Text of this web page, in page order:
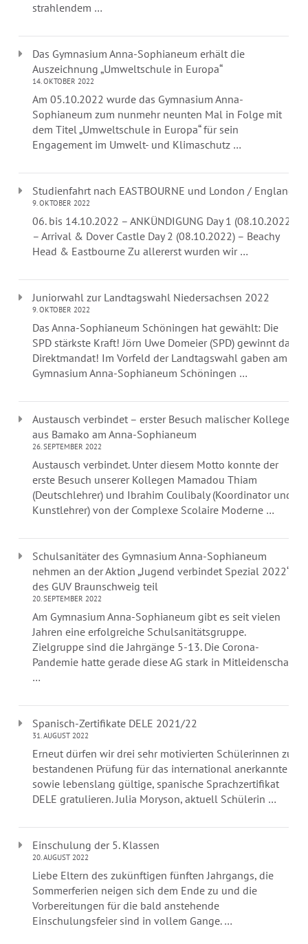
strahlendem …
Das Gymnasium Anna-Sophianeum erhält die
Auszeichnung „Umweltschule in Europa“
14. OKTOBER 2022
Am 05.10.2022 wurde das Gymnasium Anna-
Sophianeum zum nunmehr neunten Mal in Folge mit
dem Titel „Umweltschule in Europa“ für sein
Engagement im Umwelt- und Klimaschutz …
Studienfahrt nach EASTBOURNE und London / England
9. OKTOBER 2022
06. bis 14.10.2022 – ANKÜNDIGUNG Day 1 (08.10.2022)
– Arrival & Dover Castle Day 2 (08.10.2022) – Beachy
Head & Eastbourne Zu allererst wurden wir …
Juniorwahl zur Landtagswahl Niedersachsen 2022
9. OKTOBER 2022
Das Anna-Sophianeum Schöningen hat gewählt: Die
SPD stärkste Kraft! Jörn Uwe Domeier (SPD) gewinnt das
Direktmandat! Im Vorfeld der Landtagswahl gaben am
Gymnasium Anna-Sophianeum Schöningen …
Austausch verbindet – erster Besuch malischer Kollegen
aus Bamako am Anna-Sophianeum
26. SEPTEMBER 2022
Austausch verbindet. Unter diesem Motto konnte der
erste Besuch unserer Kollegen Mamadou Thiam
(Deutschlehrer) und Ibrahim Coulibaly (Koordinator und
Kunstlehrer) von der Complexe Scolaire Moderne …
Schulsanitäter des Gymnasium Anna-Sophianeum
nehmen an der Aktion „Jugend verbindet Spezial 2022“
des GUV Braunschweig teil
20. SEPTEMBER 2022
Am Gymnasium Anna-Sophianeum gibt es seit vielen
Jahren eine erfolgreiche Schulsanitätsgruppe.
Zielgruppe sind die Jahrgänge 5-13. Die Corona-
Pandemie hatte gerade diese AG stark in Mitleidenschaft
…
Spanisch-Zertifikate DELE 2021/22
31. AUGUST 2022
Erneut dürfen wir drei sehr motivierten Schülerinnen zur
bestandenen Prüfung für das international anerkannte
sowie lebenslang gültige, spanische Sprachzertifikat
DELE gratulieren. Julia Moryson, aktuell Schülerin …
Einschulung der 5. Klassen
20. AUGUST 2022
Liebe Eltern des zukünftigen fünften Jahrgangs, die
Sommerferien neigen sich dem Ende zu und die
Vorbereitungen für die bald anstehende
Einschulungsfeier sind in vollem Gange. …